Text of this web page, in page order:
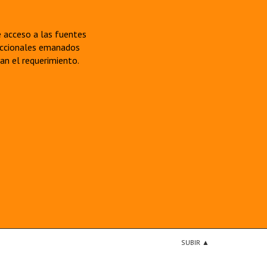
acceso a las fuentes
emanados
el requerimiento.
SUBIR ▲